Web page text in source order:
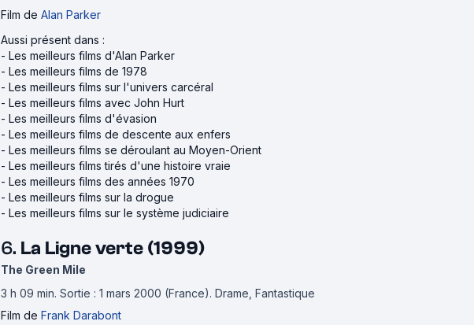
Film de Alan Parker
Aussi présent dans :
- Les meilleurs films d'Alan Parker
- Les meilleurs films de 1978
- Les meilleurs films sur l'univers carcéral
- Les meilleurs films avec John Hurt
- Les meilleurs films d'évasion
- Les meilleurs films de descente aux enfers
- Les meilleurs films se déroulant au Moyen-Orient
- Les meilleurs films tirés d'une histoire vraie
- Les meilleurs films des années 1970
- Les meilleurs films sur la drogue
- Les meilleurs films sur le système judiciaire
6. La Ligne verte (1999)
The Green Mile
3 h 09 min. Sortie : 1 mars 2000 (France). Drame, Fantastique
Film de Frank Darabont